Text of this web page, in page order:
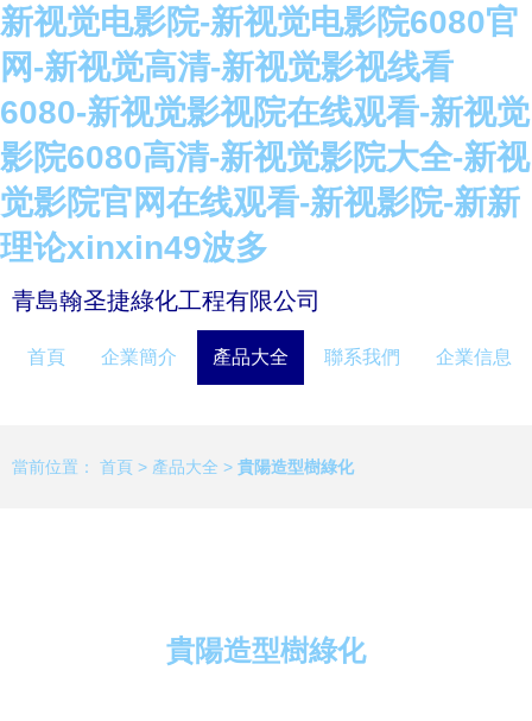
新视觉电影院-新视觉电影院6080官
网-新视觉高清-新视觉影视线看
6080-新视觉影视院在线观看-新视觉
影院6080高清-新视觉影院大全-新视
觉影院官网在线观看-新视影院-新新
理论xinxin49波多
青島翰圣捷綠化工程有限公司
首頁 企業簡介 產品大全 聯系我們 企業信息
當前位置： 首頁 > 產品大全 > 貴陽造型樹綠化
貴陽造型樹綠化